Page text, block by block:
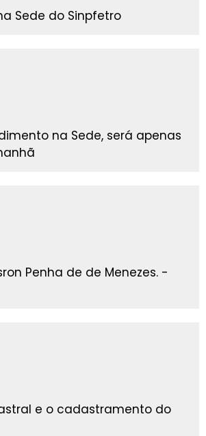
Sede do Sinpfetro
na Sede, será apenas
Penha de de Menezes. -
e o cadastramento do